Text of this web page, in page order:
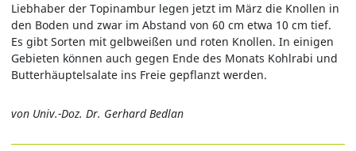
Liebhaber der Topinambur legen jetzt im März die Knollen in
den Boden und zwar im Abstand von 60 cm etwa 10 cm tief.
Es gibt Sorten mit gelbweißen und roten Knollen. In einigen
Gebieten können auch gegen Ende des Monats Kohlrabi und
Butterhäuptelsalate ins Freie gepflanzt werden.
von Univ.-Doz. Dr. Gerhard Bedlan